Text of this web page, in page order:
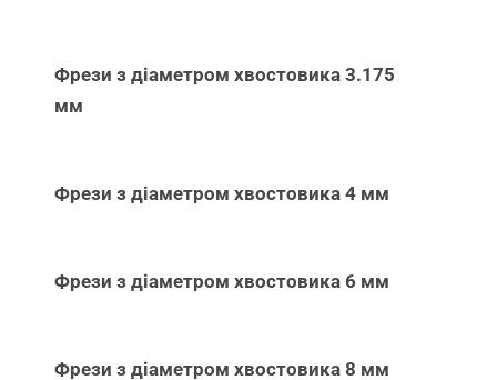
Фрези з діаметром хвостовика 3.175
мм
Фрези з діаметром хвостовика 4 мм
Фрези з діаметром хвостовика 6 мм
Фрези з діаметром хвостовика 8 мм